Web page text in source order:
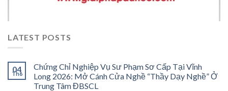
LATEST POSTS
04
Th6
Chứng Chỉ Nghiệp Vụ Sư Phạm Sơ Cấp Tại Vĩnh
Long 2026: Mở Cánh Cửa Nghề “Thầy Dạy Nghề” Ở
Trung Tâm ĐBSCL